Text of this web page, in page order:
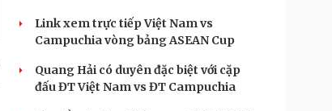
Link xem trực tiếp Việt Nam vs
Campuchia vòng bảng ASEAN Cup
Quang Hải có duyên đặc biệt với cặp
đấu ĐT Việt Nam vs ĐT Campuchia